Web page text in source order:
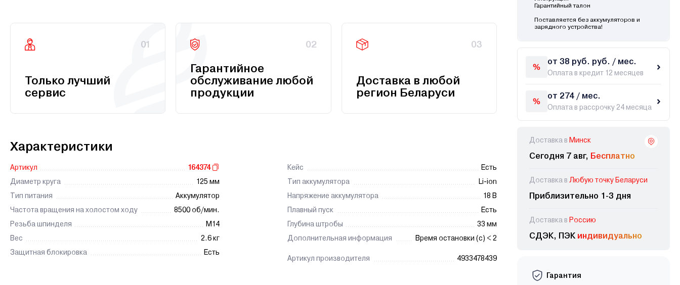
01
Только лучший
сервис
02
Гарантийное
обслуживание любой
продукции
03
Доставка в любой
регион Беларуси
Характеристики
Артикул
164374
Диаметр круга
125 мм
Тип питания
Аккумулятор
Частота вращения на холостом ходу
8500 об/мин.
Резьба шпинделя
М14
Вес
2.6 кг
Защитная блокировка
Есть
Кейс
Есть
Тип аккумулятора
Li-ion
Напряжение аккумулятора
18 В
Плавный пуск
Есть
Глубина штробы
33 мм
Дополнительная информация
Время остановки (с) < 2
Артикул производителя 4933478439
Гарантийный талон
Поставляется без аккумуляторов и
зарядного устройства!
от 38 руб. руб. / мес.
Оплата в кредит 12 месяцев
от 274 / мес.
Оплата в рассрочку 24 месяца
Доставка в Минск
Сегодня 7 авг, Бесплатно
Доставка в Любую точку Беларуси
Приблизительно 1-3 дня
Доставка в Россию
СДЭК, ПЭК индивидуально
Гарантия